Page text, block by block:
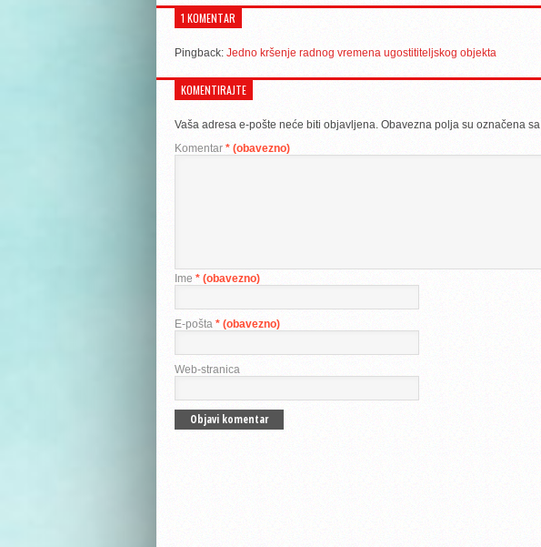
1 KOMENTAR
Pingback: Jedno kršenje radnog vremena ugostititeljskog objekta
KOMENTIRAJTE
Vaša adresa e-pošte neće biti objavljena. Obavezna polja su označena sa
Komentar * (obavezno)
Ime * (obavezno)
E-pošta * (obavezno)
Web-stranica